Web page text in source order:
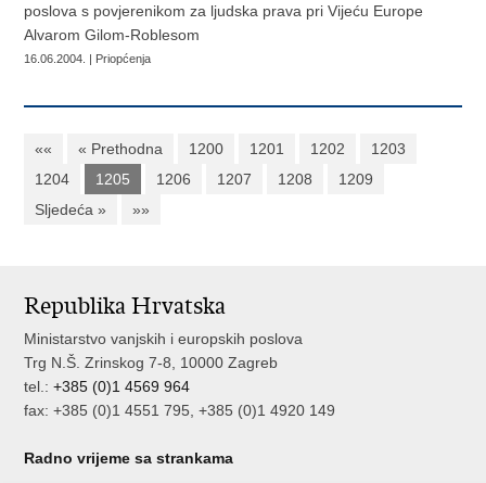
poslova s povjerenikom za ljudska prava pri Vijeću Europe
Alvarom Gilom-Roblesom
16.06.2004. | Priopćenja
«« « Prethodna 1200 1201 1202
1203
1204
1205 1206 1207 1208
1209
Sljedeća »
»»
Republika Hrvatska
Ministarstvo vanjskih i europskih poslova
Trg N.Š. Zrinskog 7-8, 10000 Zagreb
tel.:+385 (0)1 4569 964
fax: +385 (0)1 4551 795, +385 (0)1 4920 149
Radno vrijeme sa strankama